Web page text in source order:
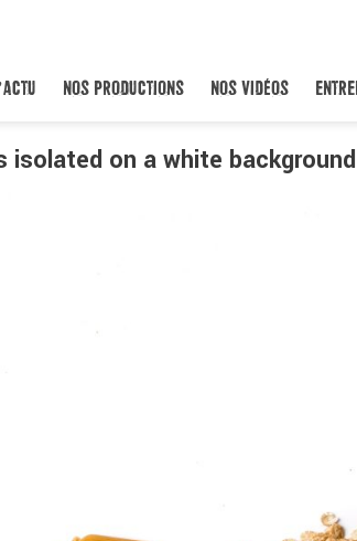
NOS PRODUCTIONS NOS VIDÉOS
on a white background